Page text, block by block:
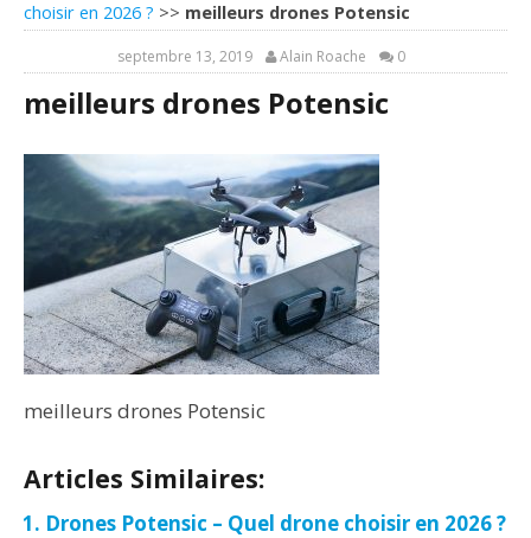
choisir en 2026 ? >> meilleurs drones Potensic
septembre 13, 2019 Alain Roache 0
meilleurs drones Potensic
meilleurs drones Potensic
Articles Similaires:
Drones Potensic – Quel drone choisir en 2026 ?